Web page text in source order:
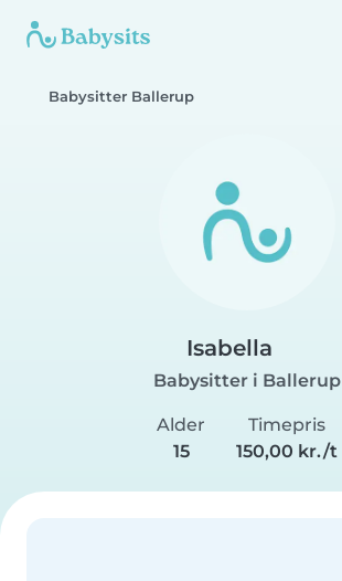
Babysitter Ballerup
Isabella
Babysitter i Ballerup
Alder
15
Timepris
150,00 kr./t